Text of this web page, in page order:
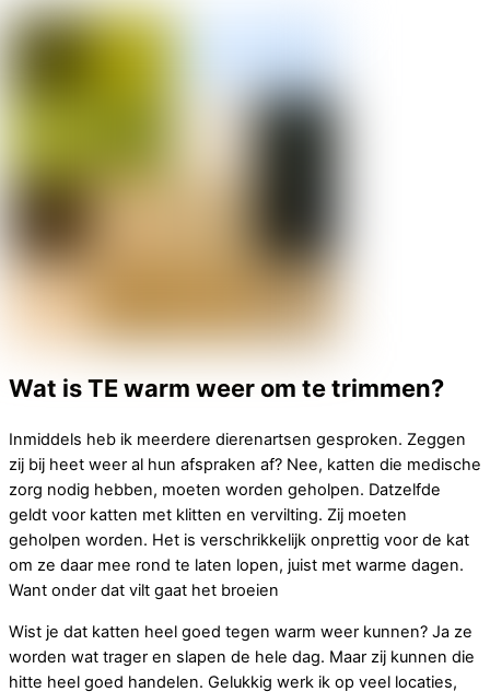
Wat is TE warm weer om te trimmen?
Inmiddels heb ik meerdere dierenartsen gesproken. Zeggen
zij bij heet weer al hun afspraken af? Nee, katten die medische
zorg nodig hebben, moeten worden geholpen. Datzelfde
geldt voor katten met klitten en vervilting. Zij moeten
geholpen worden. Het is verschrikkelijk onprettig voor de kat
om ze daar mee rond te laten lopen, juist met warme dagen.
Want onder dat vilt gaat het broeien
Wist je dat katten heel goed tegen warm weer kunnen? Ja ze
worden wat trager en slapen de hele dag. Maar zij kunnen die
hitte heel goed handelen. Gelukkig werk ik op veel locaties,